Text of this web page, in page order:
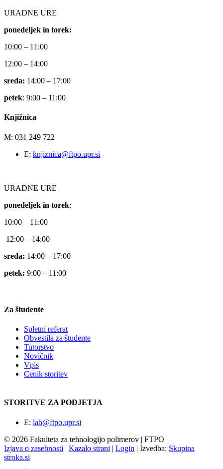
URADNE URE
ponedeljek in torek:
10:00 – 11:00
12:00 – 14:00
sreda: 14:00 – 17:00
petek: 9:00 – 11:00
Knjižnica
M: 031 249 722
E: knjiznica@ftpo.upr.si
URADNE URE
ponedeljek in torek:
10:00 – 11:00
12:00 – 14:00
sreda: 14:00 – 17:00
petek: 9:00 – 11:00
Za študente
Spletni referat
Obvestila za študente
Tutorstvo
Novičnik
Vpis
Cenik storitev
STORITVE ZA PODJETJA
E: lab@ftpo.upr.si
© 2026 Fakulteta za tehnologijo polimerov | FTPO
Izjava o zasebnosti | Kazalo strani | Login | Izvedba: Skupina
stroka.si